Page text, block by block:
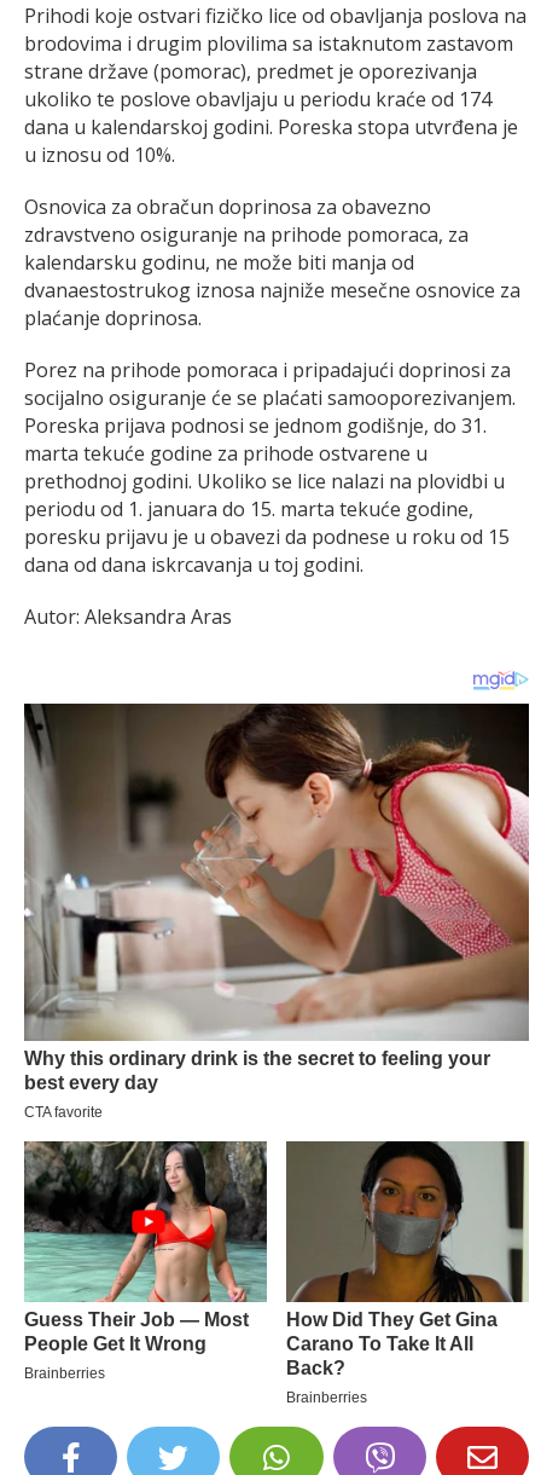
Prihodi koje ostvari fizičko lice od obavljanja poslova na
brodovima i drugim plovilima sa istaknutom zastavom
strane države (pomorac), predmet je oporezivanja
ukoliko te poslove obavljaju u periodu kraće od 174
dana u kalendarskoj godini. Poreska stopa utvrđena je
u iznosu od 10%.
Osnovica za obračun doprinosa za obavezno
zdravstveno osiguranje na prihode pomoraca, za
kalendarsku godinu, ne može biti manja od
dvanaestostrukog iznosa najniže mesečne osnovice za
plaćanje doprinosa.
Porez na prihode pomoraca i pripadajući doprinosi za
socijalno osiguranje će se plaćati samooporezivanjem.
Poreska prijava podnosi se jednom godišnje, do 31.
marta tekuće godine za prihode ostvarene u
prethodnoj godini. Ukoliko se lice nalazi na plovidbi u
periodu od 1. januara do 15. marta tekuće godine,
poresku prijavu je u obavezi da podnese u roku od 15
dana od dana iskrcavanja u toj godini.
Autor: Aleksandra Aras